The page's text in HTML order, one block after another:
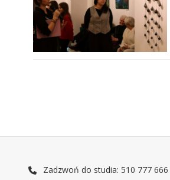
Zadzwoń do studia: 510 777 666